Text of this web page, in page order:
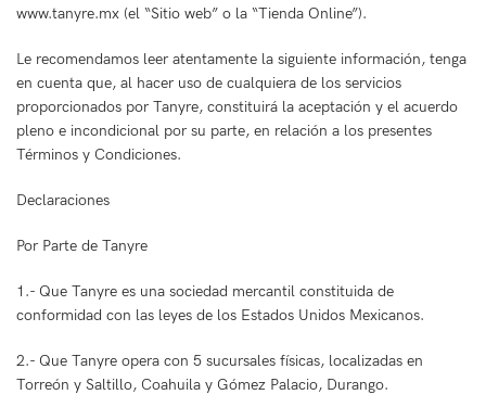
www.tanyre.mx (el “Sitio web” o la “Tienda Online”).
Le recomendamos leer atentamente la siguiente información, tenga
en cuenta que, al hacer uso de cualquiera de los servicios
proporcionados por Tanyre, constituirá la aceptación y el acuerdo
pleno e incondicional por su parte, en relación a los presentes
Términos y Condiciones.
Declaraciones
Por Parte de Tanyre
1.- Que Tanyre es una sociedad mercantil constituida de
conformidad con las leyes de los Estados Unidos Mexicanos.
2.- Que Tanyre opera con 5 sucursales físicas, localizadas en
Torreón y Saltillo, Coahuila y Gómez Palacio, Durango.